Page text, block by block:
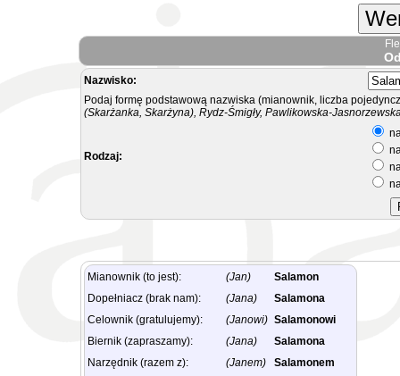
Nazwisko:
Podaj formę podstawową nazwiska (mianownik, liczba
(Skarżanka, Skarżyna), Rydz-Śmigły, Pawlikowska-
Rodzaj:
Mianownik (to jest): (Jan)
Salamon
Dopełniacz (brak nam):
(Jana)
Salamona
Celownik (gratulujemy):
(Janowi) Salamonowi
Biernik (zapraszamy):
(Jana)
Salamona
Narzędnik (razem z):
(Janem)
Salamonem